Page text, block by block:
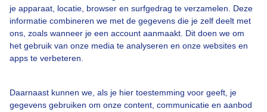
je apparaat, locatie, browser en surfgedrag te verzamelen. Deze
informatie combineren we met de gegevens die je zelf deelt met
ons, zoals wanneer je een account aanmaakt. Dit doen we om
het gebruik van onze media te analyseren en onze websites en
apps te verbeteren.
Daarnaast kunnen we, als je hier toestemming voor geeft, je
gegevens gebruiken om onze content, communicatie en aanbod